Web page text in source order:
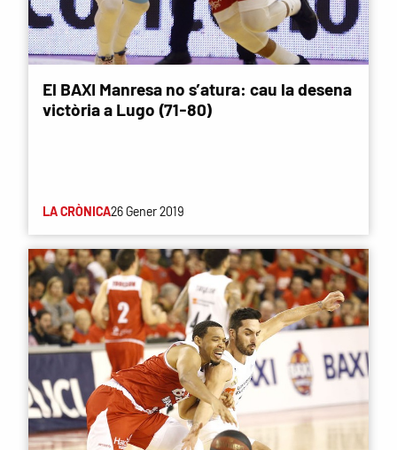
El BAXI Manresa no s’atura: cau la desena
victòria a Lugo (71-80)
LA CRÒNICA26 Gener 2019